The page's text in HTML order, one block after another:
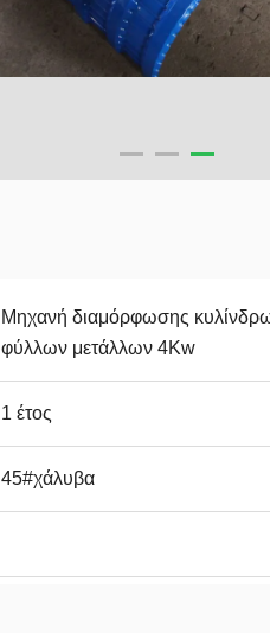
Μηχανή διαμόρφωσης
φύλλων μετάλλων 4Kw
1 έτος
45#χάλυβα